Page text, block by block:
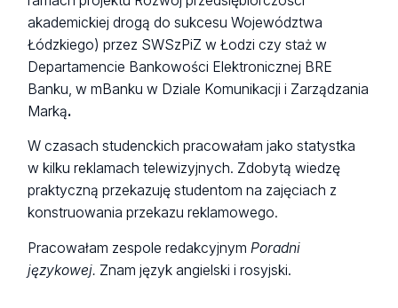
akademickiej drogą do sukcesu Województwa
Łódzkiego) przez SWSzPiZ w Łodzi czy staż w
Departamencie Bankowości Elektronicznej BRE
Banku, w mBanku w Dziale Komunikacji i Zarządzania
Marką.
W czasach studenckich pracowałam jako statystka
w kilku reklamach telewizyjnych. Zdobytą wiedzę
praktyczną przekazuję studentom na zajęciach z
konstruowania przekazu reklamowego.
Pracowałam zespole redakcyjnym Poradni
językowej. Znam język angielski i rosyjski.